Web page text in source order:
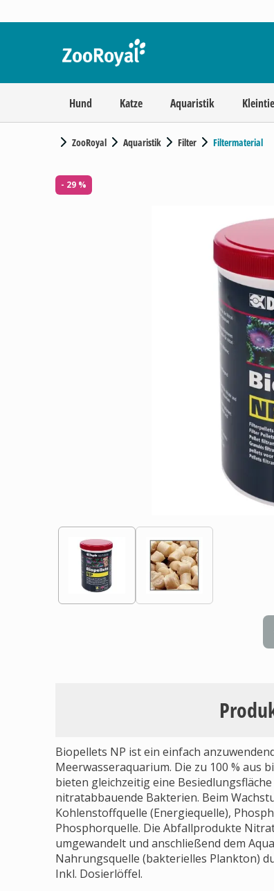
Hund Katze Aquaristik
ZooRoyal Aquaristik Filter Filtermaterial
- 29 %
Biopellets NP ist ein einfach
Meerwasseraquarium. Die zu 100 % aus
bieten gleichzeitig eine
nitratabbauende Bakterien. Beim
Kohlenstoffquelle (Energiequelle),
Phosphorquelle. Die Abfallprodukte
umgewandelt und anschließend dem
Nahrungsquelle (bakterielles Plankton)
Inkl. Dosierlöffel.